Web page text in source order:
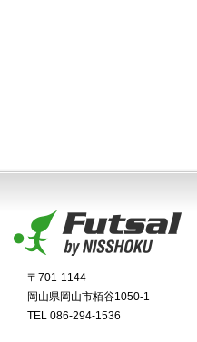
〒701-1144
岡山県岡山市栢谷1050-1
TEL 086-294-1536